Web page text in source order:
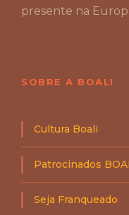
presente na
SOBRE A BOALI
Cultura Boali
Patrocinados
Seja Franqueado